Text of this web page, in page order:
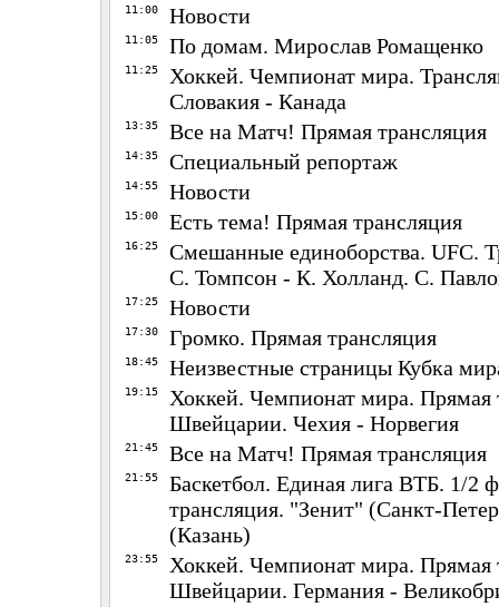
11:00 Новости
11:05 По домам. Мирослав Ромащенко
11:25
Хоккей. Чемпионат мира.
Словакия - Канада
13:35 Все на Матч! Прямая трансляция
14:35 Специальный репортаж
14:55 Новости
15:00 Есть тема! Прямая трансляция
16:25
Смешанные единоборства. UFC.
С. Томпсон - К. Холланд. С.
17:25 Новости
17:30 Громко. Прямая трансляция
18:45 Неизвестные страницы Кубка
19:15
Хоккей. Чемпионат мира. Прямая
Швейцарии. Чехия - Норвегия
21:45 Все на Матч! Прямая трансляция
21:55
Баскетбол. Единая лига ВТБ. 1/2
трансляция. "Зенит" (Санкт-
(Казань)
23:55
Хоккей. Чемпионат мира. Прямая
Швейцарии. Германия -